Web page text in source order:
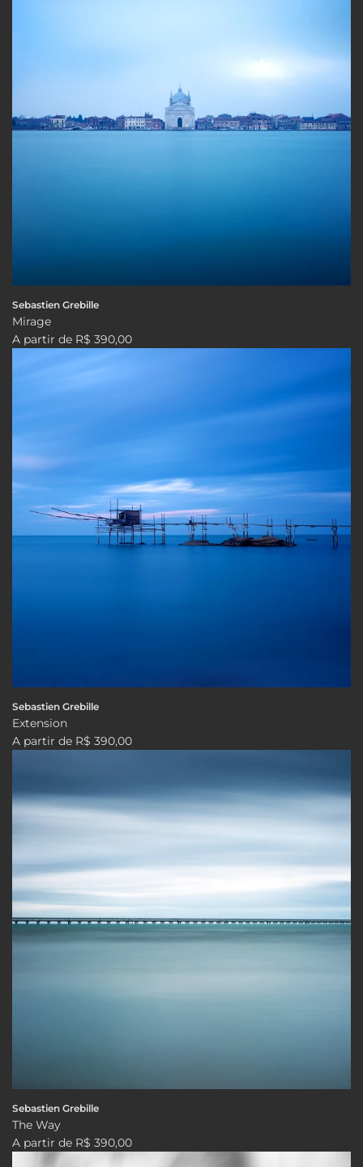
Sebastien Grebille
Mirage
A partir de R$ 390,00
Sebastien Grebille
Extension
A partir de R$ 390,00
Sebastien Grebille
The Way
A partir de R$ 390,00